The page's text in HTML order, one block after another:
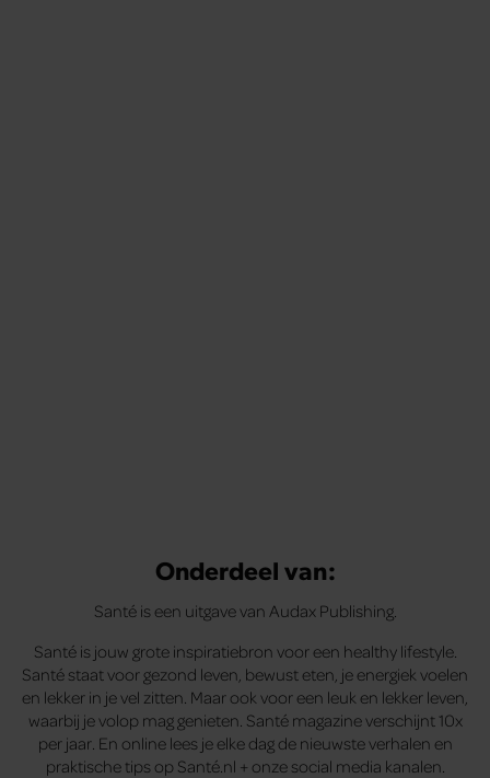
Onderdeel van:
Santé is een uitgave van Audax Publishing.
Santé is jouw grote inspiratiebron voor een healthy lifestyle.
Santé staat voor gezond leven, bewust eten, je energiek voelen
en lekker in je vel zitten. Maar ook voor een leuk en lekker leven,
waarbij je volop mag genieten. Santé magazine verschijnt 10x
per jaar. En online lees je elke dag de nieuwste verhalen en
praktische tips op Santé.nl + onze social media kanalen.